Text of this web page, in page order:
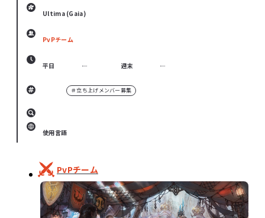
Ultima (Gaia)
PvPチーム
平日 週末
＃立ち上げメンバー募集
使用言語
PvPチーム